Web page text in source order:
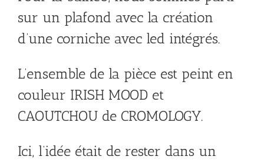
sur un plafond avec la création
d’une corniche avec led intégrés.
L’ensemble de la pièce est peint en
couleur IRISH MOOD et
CAOUTCHOU de CROMOLOGY.
Ici, l’idée était de rester dans un